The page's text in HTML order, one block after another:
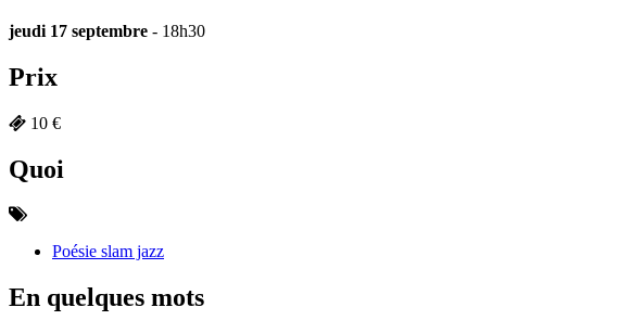
jeudi 17 septembre - 18h30
Prix
10 €
Quoi
Poésie slam jazz
En quelques mots